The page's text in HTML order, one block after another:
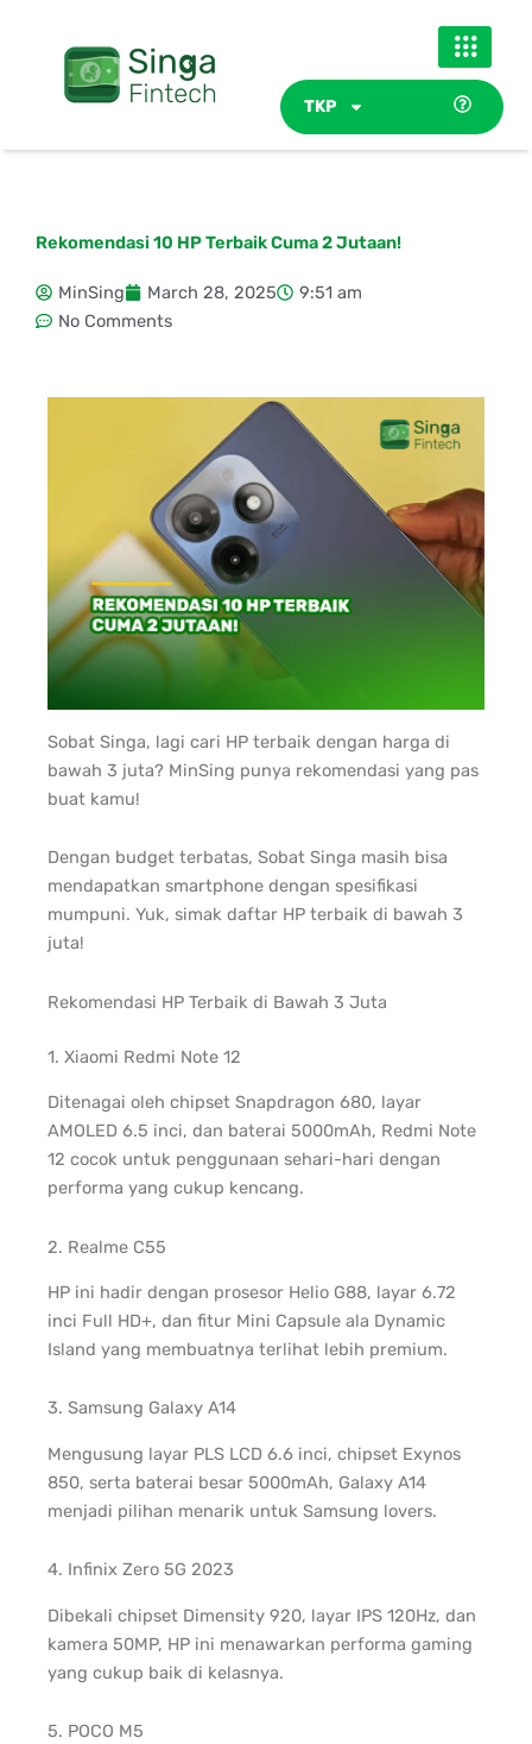
TKP
Rekomendasi 10 HP Terbaik Cuma 2 Jutaan!
MinSing March 28, 2025
9:51 am
No Comments
Sobat Singa, lagi cari HP terbaik dengan harga di
bawah 3 juta? MinSing punya rekomendasi yang pas
buat kamu!
Dengan budget terbatas, Sobat Singa masih bisa
mendapatkan smartphone dengan spesifikasi
mumpuni. Yuk, simak daftar HP terbaik di bawah 3
juta!
Rekomendasi HP Terbaik di Bawah 3 Juta
1. Xiaomi Redmi Note 12
Ditenagai oleh chipset Snapdragon 680, layar
AMOLED 6.5 inci, dan baterai 5000mAh, Redmi Note
12 cocok untuk penggunaan sehari-hari dengan
performa yang cukup kencang.
2. Realme C55
HP ini hadir dengan prosesor Helio G88, layar 6.72
inci Full HD+, dan fitur Mini Capsule ala Dynamic
Island yang membuatnya terlihat lebih premium.
3. Samsung Galaxy A14
Mengusung layar PLS LCD 6.6 inci, chipset Exynos
850, serta baterai besar 5000mAh, Galaxy A14
menjadi pilihan menarik untuk Samsung lovers.
4. Infinix Zero 5G 2023
Dibekali chipset Dimensity 920, layar IPS 120Hz, dan
kamera 50MP, HP ini menawarkan performa gaming
yang cukup baik di kelasnya.
5. POCO M5